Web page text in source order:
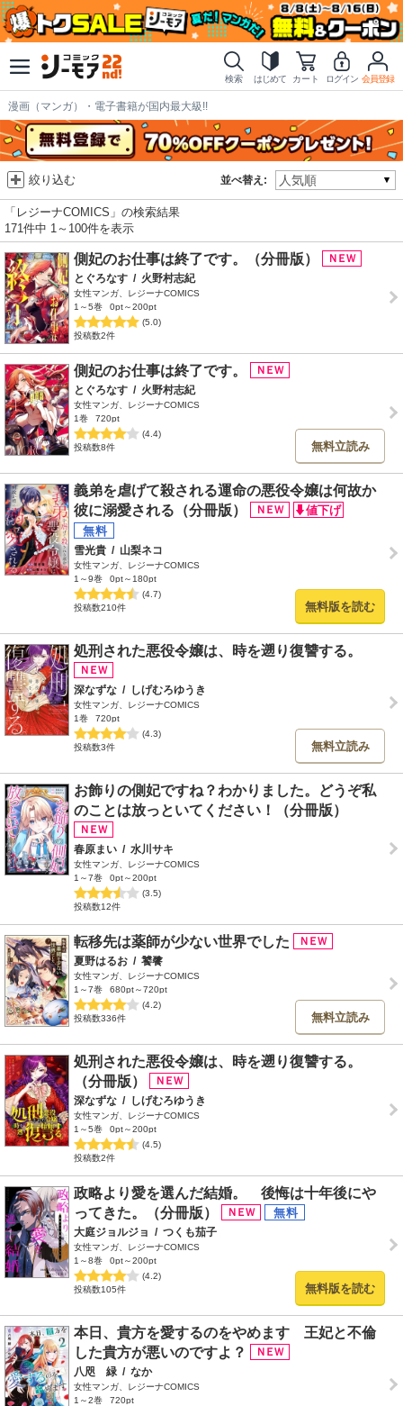
検索 はじめて カート ログイン 会員登録
漫画（マンガ）・電子書籍が国内最大級!!
並べ替え:
絞り込む
「レジーナCOMICS」の検索結果
171件中 1～100件を表示
側妃のお仕事は終了です。（分冊版）
とぐろなす / 火野村志紀
女性マンガ、レジーナCOMICS
1～5巻
0pt～200pt
(5.0)
投稿数2件
側妃のお仕事は終了です。
とぐろなす / 火野村志紀
女性マンガ、レジーナCOMICS
1巻
720pt
(4.4)
投稿数8件
無料立読み
義弟を虐げて殺される運命の悪役令嬢は何故か
彼に溺愛される（分冊版）
雪光貴 / 山梨ネコ
女性マンガ、レジーナCOMICS
1～9巻
0pt～180pt
(4.7)
投稿数210件
無料版を読む
処刑された悪役令嬢は、時を遡り復讐する。
深なずな / しげむろゆうき
女性マンガ、レジーナCOMICS
1巻
720pt
(4.3)
投稿数3件
無料立読み
お飾りの側妃ですね？わかりました。どうぞ私
のことは放っといてください！（分冊版）
春原まい / 水川サキ
女性マンガ、レジーナCOMICS
1～7巻
0pt～200pt
(3.5)
投稿数12件
転移先は薬師が少ない世界でした
夏野はるお / 饕餮
女性マンガ、レジーナCOMICS
1～7巻
680pt～720pt
(4.2)
投稿数336件
無料立読み
処刑された悪役令嬢は、時を遡り復讐する。
（分冊版）
深なずな / しげむろゆうき
女性マンガ、レジーナCOMICS
1～5巻
0pt～200pt
(4.5)
投稿数2件
政略より愛を選んだ結婚。 後悔は十年後にや
ってきた。（分冊版）
大庭ジョルジョ / つくも茄子
女性マンガ、レジーナCOMICS
1～8巻
0pt～200pt
(4.2)
投稿数105件
無料版を読む
本日、貴方を愛するのをやめます 王妃と不倫
した貴方が悪いのですよ？
八咫 緑 / なか
女性マンガ、レジーナCOMICS
1～2巻
720pt